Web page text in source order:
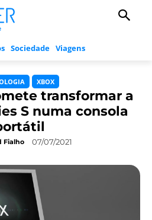
Sociedade Viagens
XBOX
transformar a
S numa consola
Fialho 07/07/2021